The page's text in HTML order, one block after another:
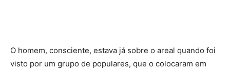
O homem, consciente, estava já sobre o areal quando foi
visto por um grupo de populares, que o colocaram em